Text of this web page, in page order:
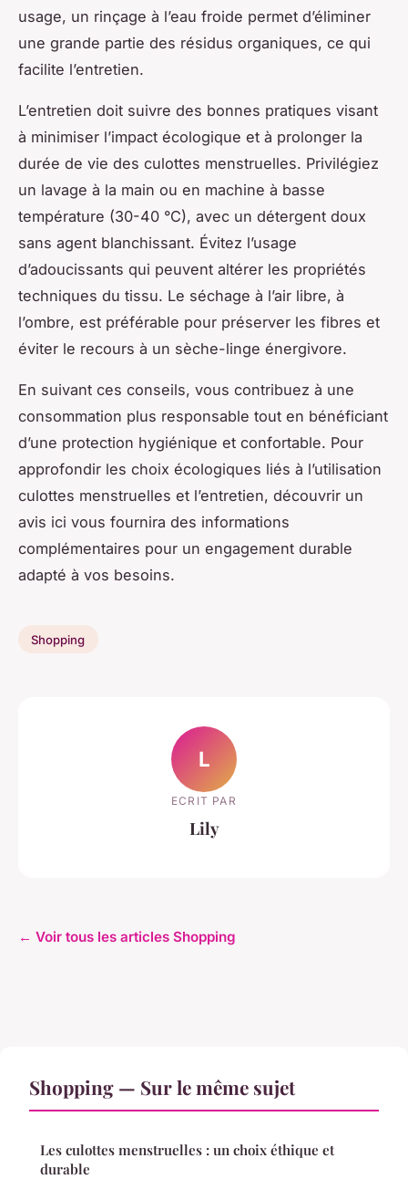
usage, un rinçage à l’eau froide permet d’éliminer
une grande partie des résidus organiques, ce qui
facilite l’entretien.
L’entretien doit suivre des bonnes pratiques visant
à minimiser l’impact écologique et à prolonger la
durée de vie des culottes menstruelles. Privilégiez
un lavage à la main ou en machine à basse
température (30-40 °C), avec un détergent doux
sans agent blanchissant. Évitez l’usage
d’adoucissants qui peuvent altérer les propriétés
techniques du tissu. Le séchage à l’air libre, à
l’ombre, est préférable pour préserver les fibres et
éviter le recours à un sèche-linge énergivore.
En suivant ces conseils, vous contribuez à une
consommation plus responsable tout en bénéficiant
d’une protection hygiénique et confortable. Pour
approfondir les choix écologiques liés à l’utilisation
culottes menstruelles et l’entretien, découvrir un
avis ici vous fournira des informations
complémentaires pour un engagement durable
adapté à vos besoins.
Shopping
L
ECRIT PAR
Lily
← Voir tous les articles Shopping
Shopping — Sur le même sujet
Les culottes menstruelles : un choix éthique et
durable